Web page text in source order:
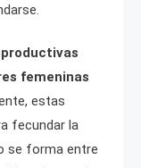
femeninas
estas
fecundar la
se forma entre